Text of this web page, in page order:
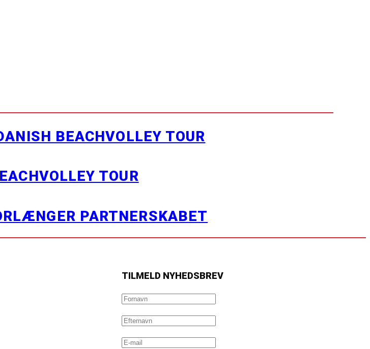
BEACHVOLLEY TOUR
TOUR
PARTNERSKABET
TILMELD NYHEDSBREV